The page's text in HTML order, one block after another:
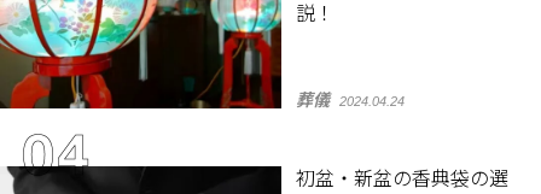
説！
葬儀 2024.04.24
初盆・新盆の香典袋の選